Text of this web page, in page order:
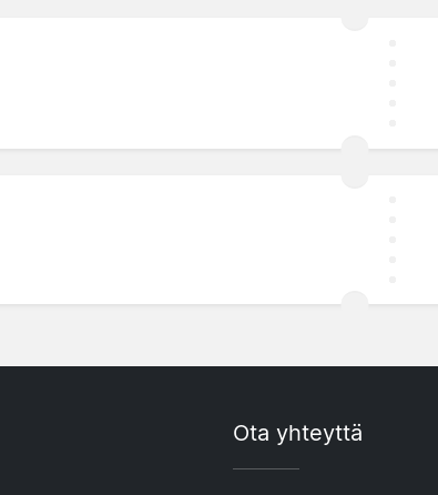
Ota yhteyttä